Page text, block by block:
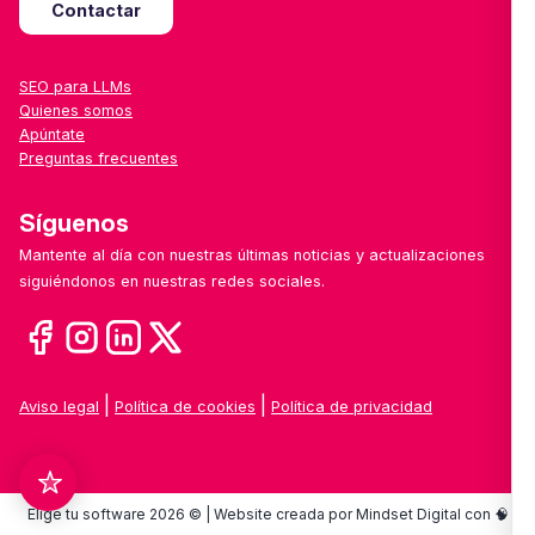
Contactar
SEO para LLMs
Quienes somos
Apúntate
Preguntas frecuentes
Síguenos
Mantente al día con nuestras últimas noticias y actualizaciones
siguiéndonos en nuestras redes sociales.
Aviso legal Política de cookies Política de privacidad
Elige tu software 2026 © | Website creada por Mindset Digital con 🧠